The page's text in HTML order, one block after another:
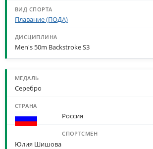
Плавание (ПОДА)
Men's 50m Backstroke S3
Серебро
Россия
Юлия Шишова